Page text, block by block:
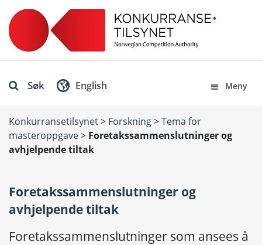
Søk Meny
English
Konkurransetilsynet> Forskning>Tema for
masteroppgave> Foretakssammenslutninger og
avhjelpende tiltak
Foretakssammenslutninger og
avhjelpende tiltak
Foretakssammenslutninger som ansees å